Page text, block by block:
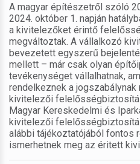
A magyar építészetről szóló
2024. október 1. napján
a kivitelezőket érintő
megváltoztak. A vállalkozó
bevezetett egyszerű
mellett – már csak olyan
tevékenységet vállalhatnak,
rendelkeznek a
kivitelezői
Magyar Kereskedelmi és
kivitelezői
alábbi tájékoztatójából fontos
ismerhetnek meg az éritett